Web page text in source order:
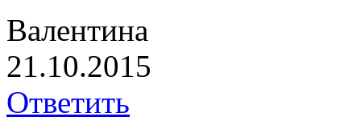
Валентина
21.10.2015
Ответить